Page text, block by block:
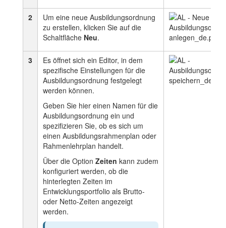
2
Um eine neue Ausbildungsordnung
zu erstellen, klicken Sie auf die
Schaltfläche Neu.
3
Es öffnet sich ein Editor, in dem
spezifische Einstellungen für die
Ausbildungsordnung festgelegt
werden können.
Geben Sie hier einen Namen für die
Ausbildungsordnung ein und
spezifizieren Sie, ob es sich um
einen Ausbildungsrahmenplan oder
Rahmenlehrplan handelt.
Über die Option Zeiten kann zudem
konfiguriert werden, ob die
hinterlegten Zeiten im
Entwicklungsportfolio als Brutto-
oder Netto-Zeiten angezeigt
werden.